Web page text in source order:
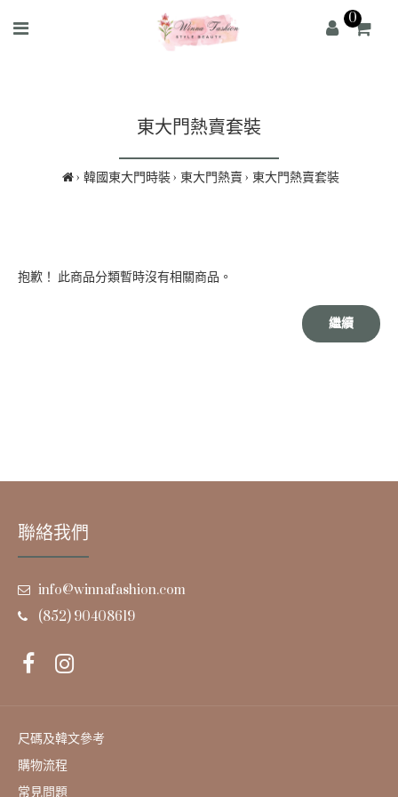
0
東大門熱賣套裝
韓國東大門時裝 東大門熱賣 東大門熱賣套裝
抱歉！ 此商品分類暫時沒有相關商品。
繼續
聯絡我們
info@winnafashion.com
(852) 90408619
尺碼及韓文參考
購物流程
常見問題